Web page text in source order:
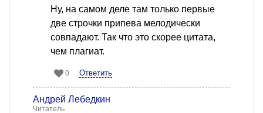
Ну, на самом деле там только первые
две строчки припева мелодически
совпадают. Так что это скорее цитата,
чем плагиат.
0 Ответить
Андрей Лебедкин
Читатель